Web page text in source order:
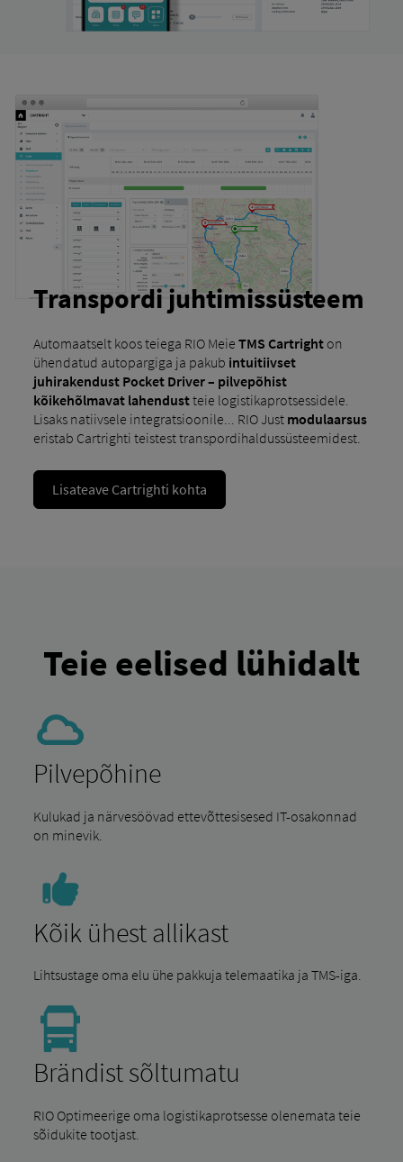
Transpordi juhtimissüsteem
Automaatselt koos teiega RIO Meie TMS Cartrighton
ühendatud autopargiga ja pakub intuitiivset
juhirakendust Pocket Driver – pilvepõhist
kõikehõlmavat lahendustteie logistikaprotsessidele.
Lisaks natiivsele integratsioonile... RIO Just modulaarsus
eristab Cartrighti teistest transpordihaldussüsteemidest.
Lisateave Cartrighti kohta
Teie eelised lühidalt
Pilvepõhine
Kulukad ja närvesöövad ettevõttesisesed IT-osakonnad
on minevik.
Kõik ühest allikast
Lihtsustage oma elu ühe pakkuja telemaatika ja TMS-iga.
Brändist sõltumatu
RIO Optimeerige oma logistikaprotsesse olenemata teie
sõidukite tootjast.